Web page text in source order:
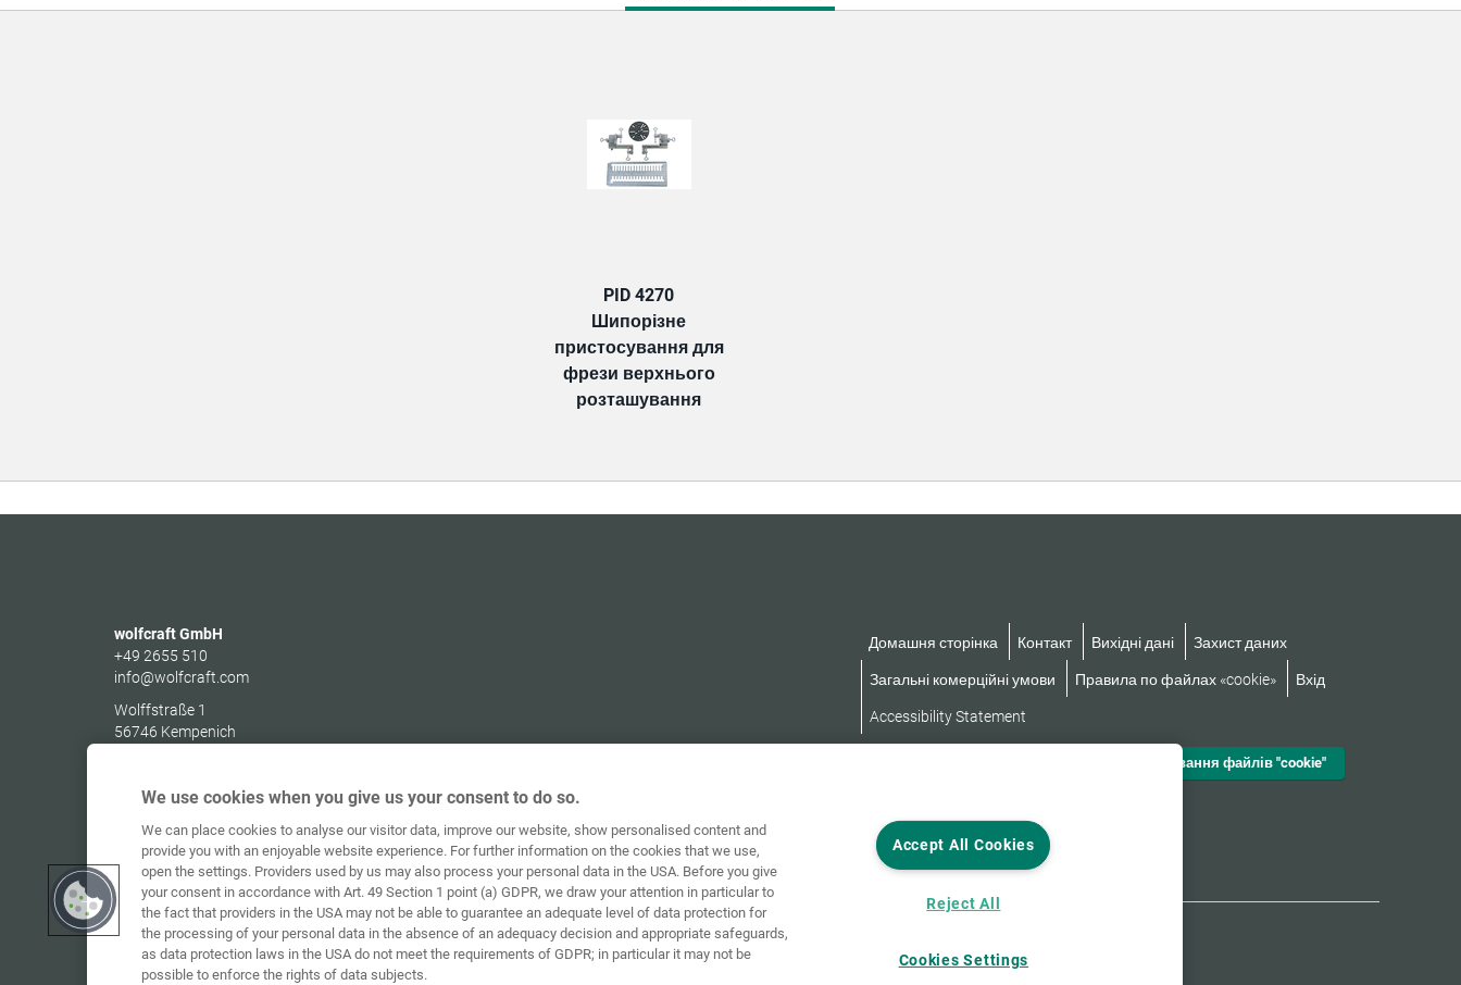
TAB:
PID 4270
Шипорізне
пристосування для
фрези верхнього
розташування
wolfcraft GmbH
+49 2655 510
info@wolfcraft.com
Wolffstraße 1
56746 Kempenich
Домашня сторінка Контакт Вихідні дані Захист даних
Загальні комерційні умови Правила по файлах «cookie» Вхід
Accessibility Statement
Налаштування файлів "cookie"
We use cookies when you give us your consent to do so.
We can place cookies to analyse our visitor data, improve our website, show personalised content and
provide you with an enjoyable website experience. For further information on the cookies that we use,
open the settings. Providers used by us may also process your personal data in the USA. Before you give
your consent in accordance with Art. 49 Section 1 point (a) GDPR, we draw your attention in particular to
the fact that providers in the USA may not be able to guarantee an adequate level of data protection for
the processing of your personal data in the absence of an adequacy decision and appropriate safeguards,
as data protection laws in the USA do not meet the requirements of GDPR; in particular it may not be
possible to enforce the rights of data subjects.
Accept All Cookies
Reject All
Cookies Settings